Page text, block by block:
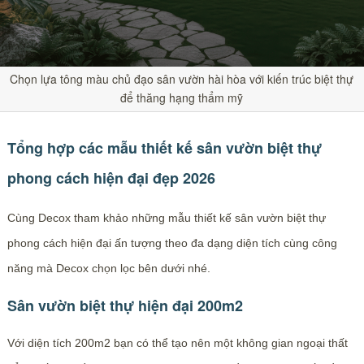
Chọn lựa tông màu chủ đạo sân vườn hài hòa với kiến trúc biệt thự
để thăng hạng thẩm mỹ
Tổng hợp các mẫu thiết kế sân vườn biệt thự
phong cách hiện đại đẹp 2026
Cùng Decox tham khảo những mẫu thiết kế sân vườn biệt thự
phong cách hiện đại ấn tượng theo đa dạng diện tích cùng công
năng mà Decox chọn lọc bên dưới nhé.
Sân vườn biệt thự hiện đại 200m2
Với diện tích 200m2 bạn có thể tạo nên một không gian ngoại thất